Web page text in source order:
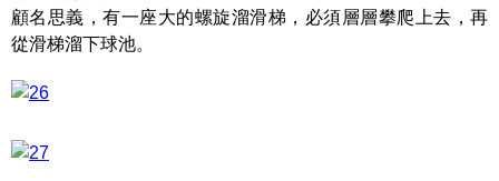
顧名思義，有一座大的螺旋溜滑梯，必須層層攀爬上去，再
從滑梯溜下球池。